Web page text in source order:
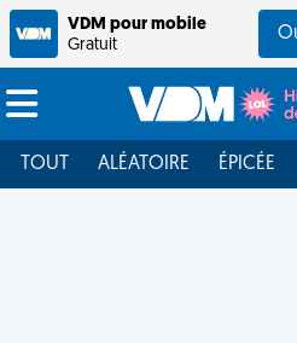
VDM pour mobile
Gratuit
TOUT ALÉATOIRE ÉPICÉE